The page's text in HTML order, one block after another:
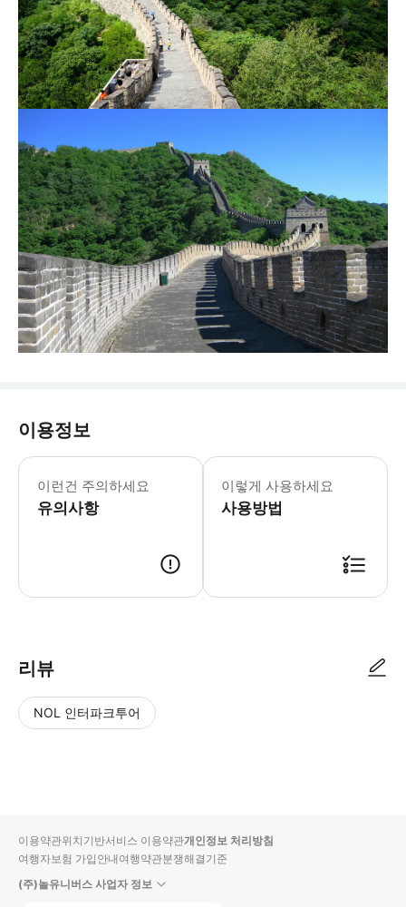
이용정보
이런건 주의하세요
유의사항
07/01-08/31 07:00-21:00 09/01-11/
* 줄을 서서 티켓을 교환할 필요 없
이렇게 사용하세요
사용방법
리뷰
NOL 인터파크투어
입니
다.
순
상
이용약관위치기반서비스 이용약관개인정보 처리방침
여행자보험 가입안내여행약관분쟁해결기준
(주)놀유니버스 사업자 정보